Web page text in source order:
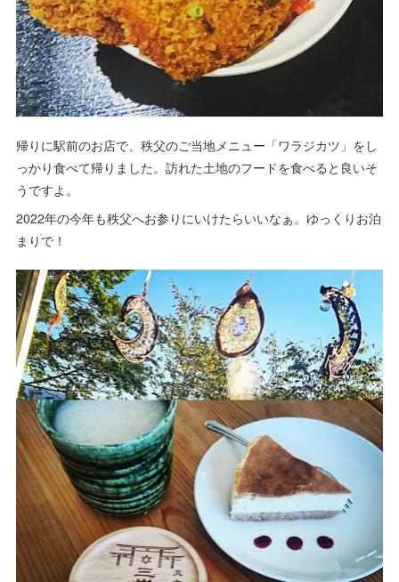
帰りに駅前のお店で、秩父のご当地メニュー「ワラジカツ」をし
っかり食べて帰りました。訪れた土地のフードを食べると良いそ
うですよ。
2022年の今年も秩父へお参りにいけたらいいなぁ。ゆっくりお泊
まりで！